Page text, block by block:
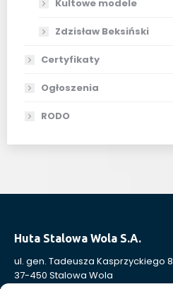
Kultowe modele
Zdzisław Beksiński
Certyfikaty
Ogłoszenia
RODO
Huta Stalowa Wola S.A.
ul. gen. Tadeusza Kasprzyckiego 8
37-450 Stalowa Wola